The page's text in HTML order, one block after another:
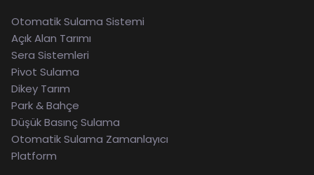
Otomatik Sulama Sistemi
Açık Alan Tarımı
Sera Sistemleri
Pivot Sulama
Dikey Tarım
Park & Bahçe
Düşük Basınç Sulama
Otomatik Sulama Zamanlayıcı
Platform